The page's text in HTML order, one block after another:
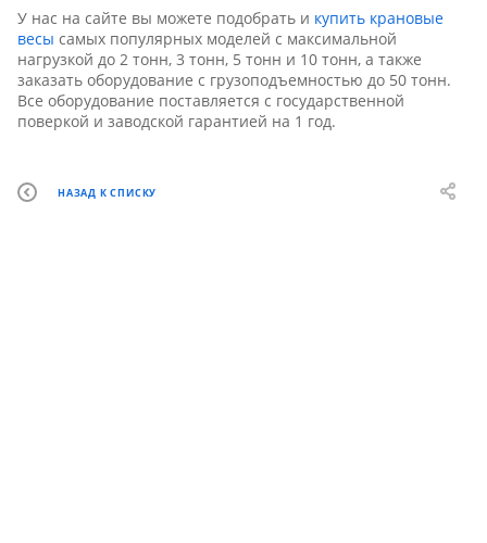
У нас на сайте вы можете подобрать и купить крановые
весы самых популярных моделей с максимальной
нагрузкой до 2 тонн, 3 тонн, 5 тонн и 10 тонн, а также
заказать оборудование с грузоподъемностью до 50 тонн.
Все оборудование поставляется с государственной
поверкой и заводской гарантией на 1 год.
НАЗАД К СПИСКУ